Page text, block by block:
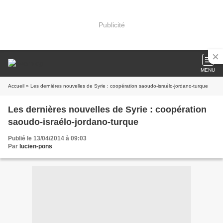
Publicité
MENU
Accueil
Les dernières nouvelles de Syrie : coopération
Publié le 13/04/2014 à 09:03
Par lucien-pons